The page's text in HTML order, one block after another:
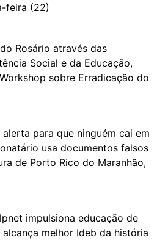
feira (22)
Rosário através das
Social e da Educação,
sobre Erradicação do
para que ninguém cai em
usa documentos falsos
de Porto Rico do Maranhão,
impulsiona educação de
melhor Ideb da história